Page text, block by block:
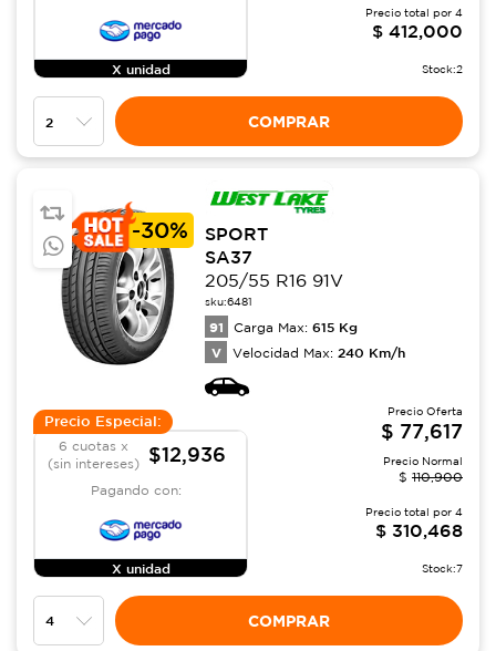
X unidad
Precio total por 4
$ 412,000
Stock:2
COMPRAR
-30%
SPORT
SA37
205/55 R16 91V
sku:6481
91 Carga Max: 615 Kg
V Velocidad Max: 240 Km/h
Precio Especial:
6 cuotas x
(sin intereses)
$12,936
Pagando con:
X unidad
Precio Oferta
$ 77,617
Precio Normal
$ 110,900
Precio total por 4
$ 310,468
Stock:7
COMPRAR